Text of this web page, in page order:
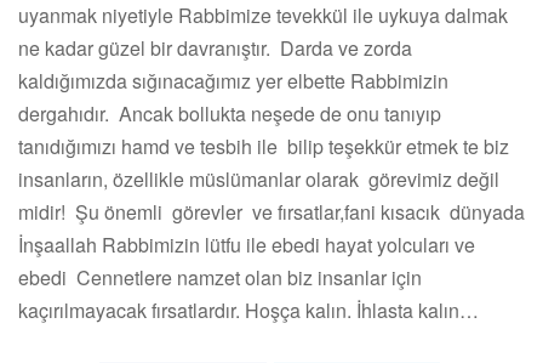
uyanmak niyetiyle Rabbimize tevekkül ile uykuya dalmak
ne kadar güzel bir davranıştır. Darda ve zorda
kaldığımızda sığınacağımız yer elbette Rabbimizin
dergahıdır. Ancak bollukta neşede de onu tanıyıp
tanıdığımızı hamd ve tesbih ile bilip teşekkür etmek te biz
insanların, özellikle müslümanlar olarak görevimiz değil
midir! Şu önemli görevler ve fırsatlar,fani kısacık dünyada
İnşaallah Rabbimizin lütfu ile ebedi hayat yolcuları ve
ebedi Cennetlere namzet olan biz insanlar için
kaçırılmayacak fırsatlardır. Hoşça kalın. İhlasta kalın…